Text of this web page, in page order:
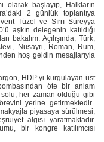
başlayıp, Halkların
2 günlük toplantıya
Tüzel ve Sırrı Süreyya
aşkın delegenin katıldığı
bakalım. Açılışında, Türk,
Nusayri, Roman, Rum,
hoş geldin mesajlarıyla
HDP’yi kurgulayan üst
öte bir anlam
solu, her zaman olduğu gibi
yerine getirmektedir.
piyasaya sürülmesi,
algısı yaratmaktadır.
bir kongre katılımcısı